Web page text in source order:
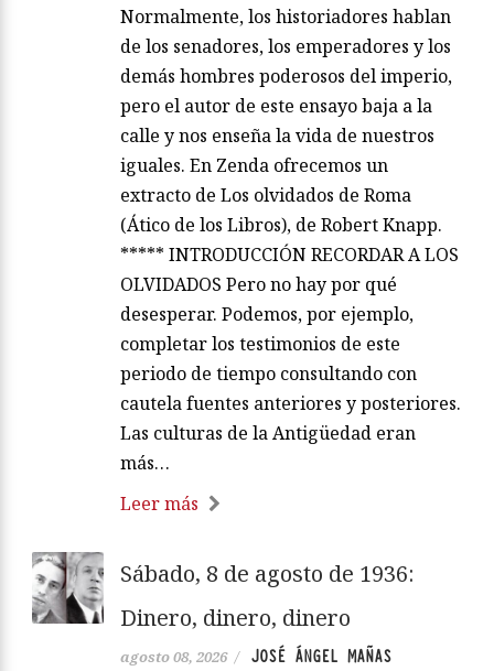
Normalmente, los historiadores hablan
de los senadores, los emperadores y los
demás hombres poderosos del imperio,
pero el autor de este ensayo baja a la
calle y nos enseña la vida de nuestros
iguales. En Zenda ofrecemos un
extracto de Los olvidados de Roma
(Ático de los Libros), de Robert Knapp.
***** INTRODUCCIÓN RECORDAR A LOS
OLVIDADOS Pero no hay por qué
desesperar. Podemos, por ejemplo,
completar los testimonios de este
periodo de tiempo consultando con
cautela fuentes anteriores y posteriores.
Las culturas de la Antigüedad eran
más…
Leer más
Sábado, 8 de agosto de 1936:
Dinero, dinero, dinero
agosto 08, 2026 / JOSÉ ÁNGEL MAÑAS